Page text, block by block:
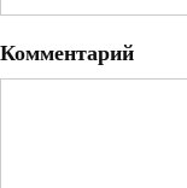
Комментарий